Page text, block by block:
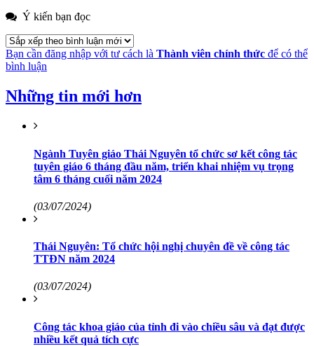
Ý kiến bạn đọc
Bạn cần đăng nhập với tư cách là Thành viên chính thức để có thể
bình luận
Những tin mới hơn
Ngành Tuyên giáo Thái Nguyên tổ chức sơ kết công tác
tuyên giáo 6 tháng đầu năm, triển khai nhiệm vụ trọng
tâm 6 tháng cuối năm 2024
(03/07/2024)
Thái Nguyên: Tổ chức hội nghị chuyên đề về công tác
TTĐN năm 2024
(03/07/2024)
Công tác khoa giáo của tỉnh đi vào chiều sâu và đạt được
nhiều kết quả tích cực